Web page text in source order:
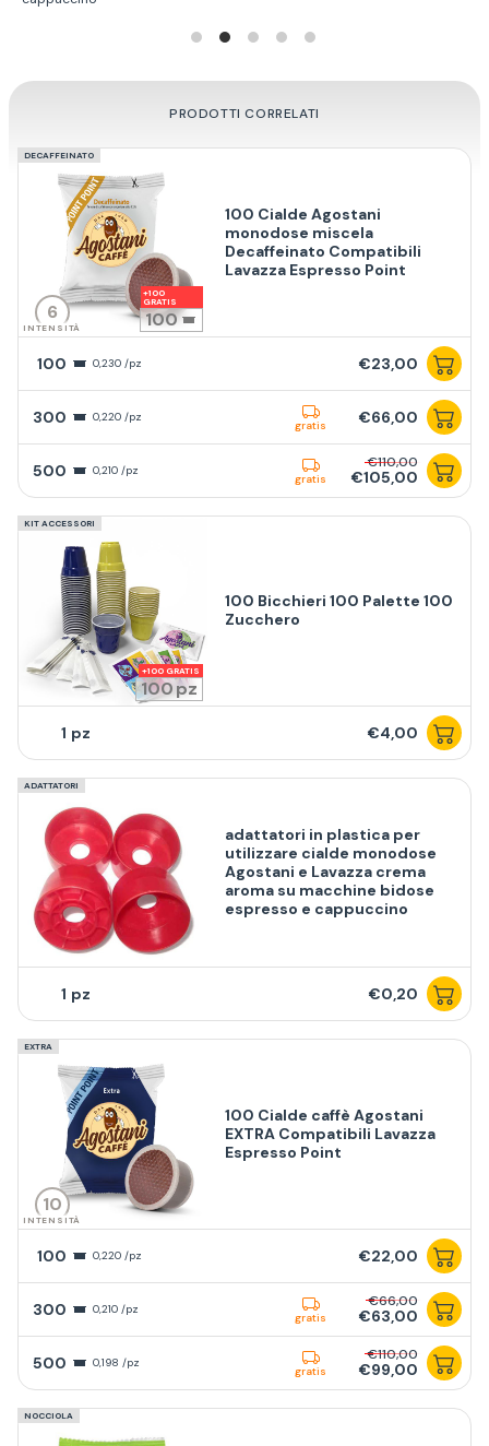
PRODOTTI CORRELATI
DECAFFEINATO
6
INTENSITÀ 100
100 Cialde Agostani
monodose miscela
Decaffeinato Compatibili
Lavazza Espresso Point
100 0,230 /pz €23,00
300 0,220 /pz
gratis €66,00
500 0,210 /pz
gratis
€110,00
€105,00
KIT ACCESSORI
100
100 Bicchieri 100 Palette 100
Zucchero
1 €4,00
ADATTATORI
adattatori in plastica per
utilizzare cialde monodose
Agostani e Lavazza crema
aroma su macchine bidose
espresso e cappuccino
1 €0,20
EXTRA
10
INTENSITÀ
100 Cialde caffè Agostani
EXTRA Compatibili Lavazza
Espresso Point
100 0,220 /pz €22,00
300 0,210 /pz
gratis
€66,00
€63,00
500 0,198 /pz
gratis
€110,00
€99,00
NOCCIOLA